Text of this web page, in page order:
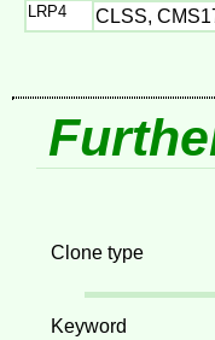
LRP4
CLSS,
Clone type
Keyword